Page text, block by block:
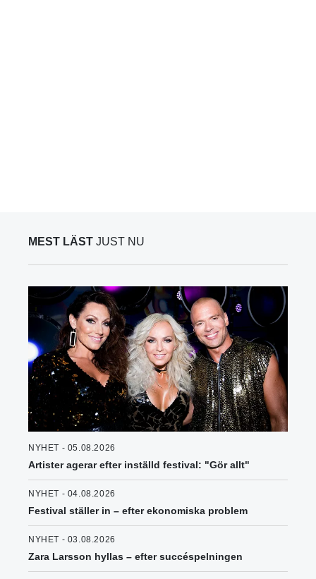
MEST LÄST JUST NU
NYHET - 05.08.2026
Artister agerar efter inställd festival: "Gör allt"
NYHET - 04.08.2026
Festival ställer in – efter ekonomiska problem
NYHET - 03.08.2026
Zara Larsson hyllas – efter succéspelningen